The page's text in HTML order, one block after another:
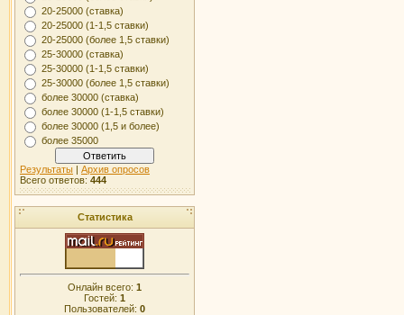
20-25000 (ставка)
20-25000 (1-1,5 ставки)
20-25000 (более 1,5 ставки)
25-30000 (ставка)
25-30000 (1-1,5 ставки)
25-30000 (более 1,5 ставки)
более 30000 (ставка)
более 30000 (1-1,5 ставки)
более 30000 (1,5 и более)
более 35000
Результаты | Архив опросов
Всего ответов: 444
Статистика
Онлайн всего: 1
Гостей: 1
Пользователей: 0